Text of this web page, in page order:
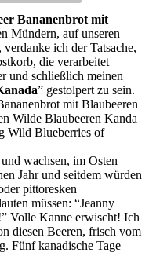
Bananenbrot mit
Mündern, auf unseren
ich der Tatsache,
die verarbeitet
und schließlich meinen
” gestolpert zu sein.
wachsen, im Osten
Jahr und seitdem würden
pittoresken
müssen: “Jeanny
Volle Kanne erwischt! Ich
diesen Beeren, frisch vom
Fünf kanadische Tage